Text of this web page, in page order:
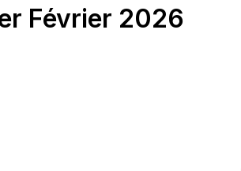
Février 2026